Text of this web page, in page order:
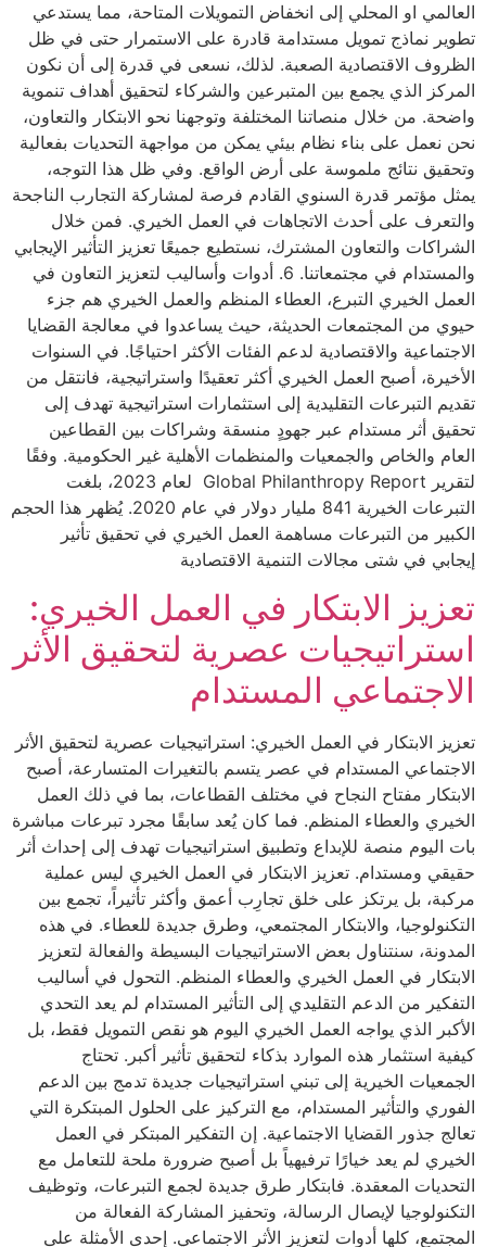
العالمي او المحلي إلى انخفاض التمويلات المتاحة، مما يستدعي
تطوير نماذج تمويل مستدامة قادرة على الاستمرار حتى في ظل
الظروف الاقتصادية الصعبة. لذلك، نسعى في قدرة إلى أن نكون
المركز الذي يجمع بين المتبرعين والشركاء لتحقيق أهداف تنموية
واضحة. من خلال منصاتنا المختلفة وتوجهنا نحو الابتكار والتعاون،
نحن نعمل على بناء نظام بيئي يمكن من مواجهة التحديات بفعالية
وتحقيق نتائج ملموسة على أرض الواقع. وفي ظل هذا التوجه،
يمثل مؤتمر قدرة السنوي القادم فرصة لمشاركة التجارب الناجحة
والتعرف على أحدث الاتجاهات في العمل الخيري. فمن خلال
الشراكات والتعاون المشترك، نستطيع جميعًا تعزيز التأثير الإيجابي
والمستدام في مجتمعاتنا. 6. أدوات وأساليب لتعزيز التعاون في
العمل الخيري التبرع، العطاء المنظم والعمل الخيري هم جزء
حيوي من المجتمعات الحديثة، حيث يساعدوا في معالجة القضايا
الاجتماعية والاقتصادية لدعم الفئات الأكثر احتياجًا. في السنوات
الأخيرة، أصبح العمل الخيري أكثر تعقيدًا واستراتيجية، فانتقل من
تقديم التبرعات التقليدية إلى استثمارات استراتيجية تهدف إلى
تحقيق أثر مستدام عبر جهودٍ منسقة وشراكات بين القطاعين
العام والخاص والجمعيات والمنظمات الأهلية غير الحكومية. وفقًا
لتقرير Global Philanthropy Report لعام 2023، بلغت
التبرعات الخيرية 841 مليار دولار في عام 2020. يُظهر هذا الحجم
الكبير من التبرعات مساهمة العمل الخيري في تحقيق تأثير
إيجابي في شتى مجالات التنمية الاقتصادية
تعزيز الابتكار في العمل الخيري:
استراتيجيات عصرية لتحقيق الأثر
الاجتماعي المستدام
تعزيز الابتكار في العمل الخيري: استراتيجيات عصرية لتحقيق الأثر
الاجتماعي المستدام في عصر يتسم بالتغيرات المتسارعة، أصبح
الابتكار مفتاح النجاح في مختلف القطاعات، بما في ذلك العمل
الخيري والعطاء المنظم. فما كان يُعد سابقًا مجرد تبرعات مباشرة
بات اليوم منصة للإبداع وتطبيق استراتيجيات تهدف إلى إحداث أثر
حقيقي ومستدام. تعزيز الابتكار في العمل الخيري ليس عملية
مركبة، بل يرتكز على خلق تجارِب أعمق وأكثر تأثيراً، تجمع بين
التكنولوجيا، والابتكار المجتمعي، وطرق جديدة للعطاء. في هذه
المدونة، سنتناول بعض الاستراتيجيات البسيطة والفعالة لتعزيز
الابتكار في العمل الخيري والعطاء المنظم. التحول في أساليب
التفكير من الدعم التقليدي إلى التأثير المستدام لم يعد التحدي
الأكبر الذي يواجه العمل الخيري اليوم هو نقص التمويل فقط، بل
كيفية استثمار هذه الموارد بذكاء لتحقيق تأثير أكبر. تحتاج
الجمعيات الخيرية إلى تبني استراتيجيات جديدة تدمج بين الدعم
الفوري والتأثير المستدام، مع التركيز على الحلول المبتكرة التي
تعالج جذور القضايا الاجتماعية. إن التفكير المبتكر في العمل
الخيري لم يعد خيارًا ترفيهياً بل أصبح ضرورة ملحة للتعامل مع
التحديات المعقدة. فابتكار طرق جديدة لجمع التبرعات، وتوظيف
التكنولوجيا لإيصال الرسالة، وتحفيز المشاركة الفعالة من
المجتمع، كلها أدوات لتعزيز الأثر الاجتماعي. إحدى الأمثلة على